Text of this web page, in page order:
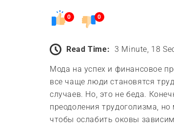
0 0
Read Time: 3 Minute, 18
Мода на успех и финансовое
все чаще люди становятся
случаев. Но, это не беда.
преодоления трудоголизма,
чтобы ослабить оковы